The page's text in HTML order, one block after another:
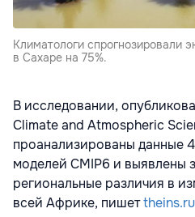
Климатологи спрогнозировали
в Сахаре на 75%.
В исследовании,
Climate and Atmospheric
проанализированы данные
моделей CMIP6 и выявлены
региональные различия в
всей Африке, пишетtheins.ru